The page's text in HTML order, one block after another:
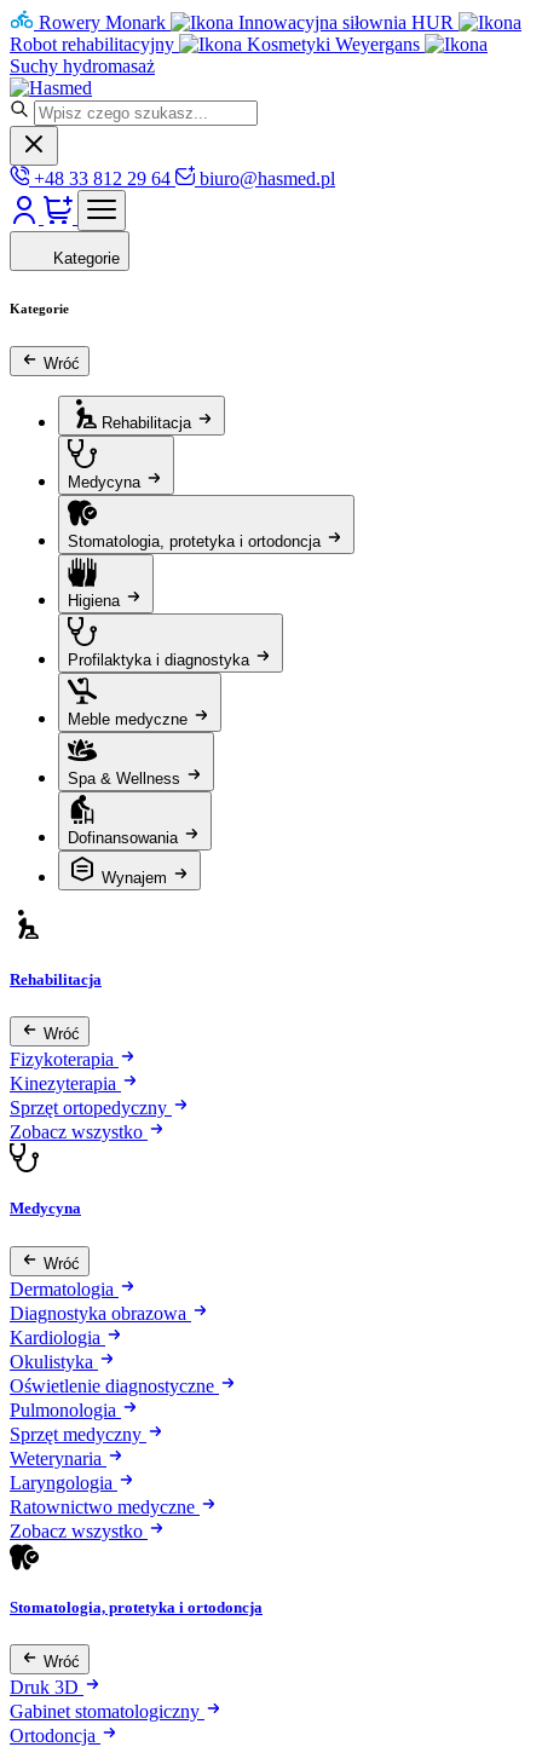
Rowery Monark
Innowacyjna siłownia HUR
Robot rehabilitacyjny
Kosmetyki Weyergans
Suchy hydromasaż
+48 33 812 29 64 biuro@hasmed.pl
Kategorie
Kategorie
Wróć
Rehabilitacja
Medycyna
Stomatologia, protetyka i ortodoncja
Higiena
Profilaktyka i diagnostyka
Meble medyczne
Spa & Wellness
Dofinansowania
Wynajem
Rehabilitacja
Wróć
Fizykoterapia
Kinezyterapia
Sprzęt ortopedyczny
Zobacz wszystko
Medycyna
Wróć
Dermatologia
Diagnostyka obrazowa
Kardiologia
Okulistyka
Oświetlenie diagnostyczne
Pulmonologia
Sprzęt medyczny
Weterynaria
Laryngologia
Ratownictwo medyczne
Zobacz wszystko
Stomatologia, protetyka i ortodoncja
Wróć
Druk 3D
Gabinet stomatologiczny
Ortodoncja